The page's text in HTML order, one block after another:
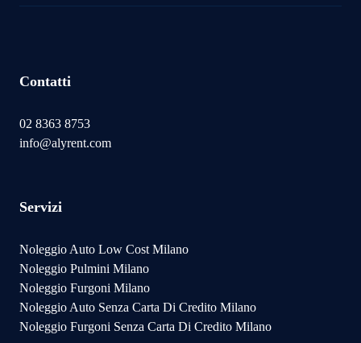
Contatti
02 8363 8753
info@alyrent.com
Servizi
Noleggio Auto Low Cost Milano
Noleggio Pulmini Milano
Noleggio Furgoni Milano
Noleggio Auto Senza Carta Di Credito Milano
Noleggio Furgoni Senza Carta Di Credito Milano